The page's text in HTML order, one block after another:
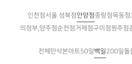
인천점서울 성북점안양점중랑점목동점
의정부,양주점순천점 거제점구미점원주점
전체 만삭본아트 50일 백일200일돌